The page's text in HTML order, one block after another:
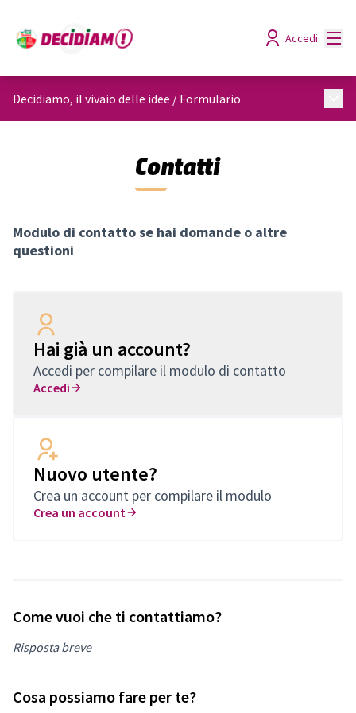
Accedi
Decidiamo, il vivaio delle idee / Formulario
Contatti
Modulo di contatto se hai domande o altre
questioni
Hai già un account?
Accedi per compilare il modulo di contatto
Accedi
Nuovo utente?
Crea un account per compilare il modulo
Crea un account
Come vuoi che ti contattiamo?
Risposta breve
Cosa possiamo fare per te?